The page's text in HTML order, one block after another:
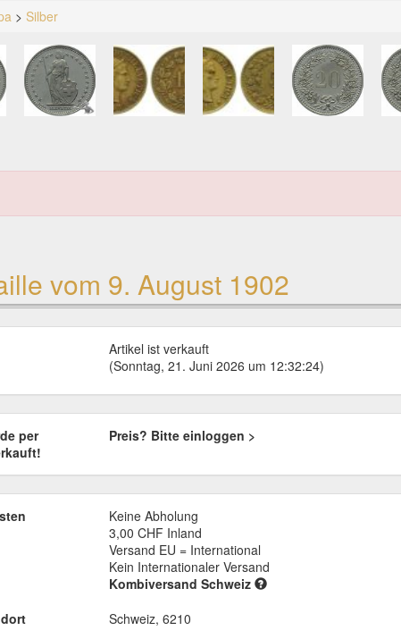
> Silber
vom 9. August 1902
Artikel ist verkauft
(Sonntag, 21. Juni 2026 um 12:32:24)
per
Preis? Bitte einloggen >
Keine Abholung
3,00 CHF Inland
Versand EU = International
Kein Internationaler Versand
Kombiversand Schweiz
Schweiz, 6210